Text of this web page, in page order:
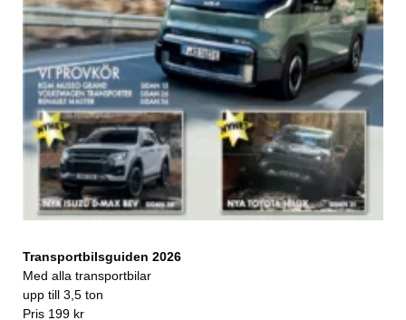
Transportbilsguiden 2026
Med alla transportbilar
upp till 3,5 ton
Pris 199 kr